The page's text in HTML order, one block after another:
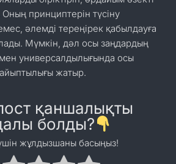
принциптерін түсіну
әлемді тереңірек қабылдауға
Мүмкін, дәл осы заңдардың
универсалдылығында осы
жатыр.
қаншалықты
болды?
жұлдызшаны басыңыз!